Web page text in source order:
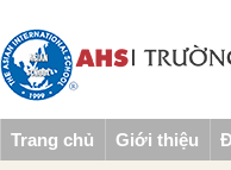
Trang chủ Giới thiệu